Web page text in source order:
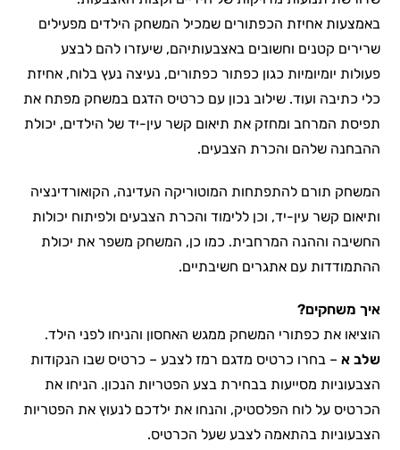
באמצעות אחיזת הכפתורים שמכיל המשחק הילדים מפעילים
שרירים קטנים וחשובים באצבעותיהם, שיעזרו להם לבצע
פעולות יומיומיות כגון כפתור כפתורים, נעיצה נעץ בלוח, אחיזת
כלי כתיבה ועוד. שילוב נכון עם כרטיס הדגם במשחק מפתח את
תפיסת המרחב ומחזק את תיאום קשר עין-יד של הילדים, יכולת
ההבחנה שלהם והכרת הצבעים.
המשחק תורם להתפתחות המוטוריקה העדינה, הקואורדינציה
ותיאום קשר עין-יד, וכן ללימוד והכרת הצבעים ולפיתוח יכולות
החשיבה וההנה המרחבית. כמו כן, המשחק משפר את יכולת
ההתמודדות עם אתגרים חשיבתיים.
איך משחקים?
הוציאו את כפתורי המשחק ממגש האחסון והניחו לפני הילד.
שלב א – בחרו כרטיס מדגם רמז לצבע – כרטיס שבו הנקודות
הצבעוניות מסייעות בבחירת בצע הפטריות הנכון. הניחו את
הכרטיס על לוח הפלסטיק, והנחו את ילדכם לנעוץ את הפטריות
הצבעוניות בהתאמה לצבע שעל הכרטיס.